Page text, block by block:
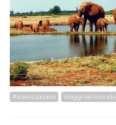
#iorestoacasa Viaggi nel mondo